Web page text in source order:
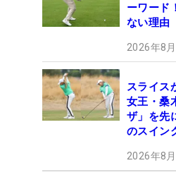
ーワード
ない理由
2026年8
スライス
女王・桑
ザ」を
のスイン
2026年8